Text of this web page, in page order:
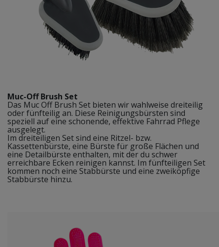
Muc-Off Brush Set
Das Muc Off Brush Set bieten wir wahlweise dreiteilig
oder fünfteilig an. Diese Reinigungsbürsten sind
speziell auf eine schonende, effektive Fahrrad Pflege
ausgelegt.
Im dreiteiligen Set sind eine Ritzel- bzw.
Kassettenbürste, eine Bürste für große Flächen und
eine Detailbürste enthalten, mit der du schwer
erreichbare Ecken reinigen kannst. Im fünfteiligen Set
kommen noch eine Stabbürste und eine zweiköpfige
Stabbürste hinzu.